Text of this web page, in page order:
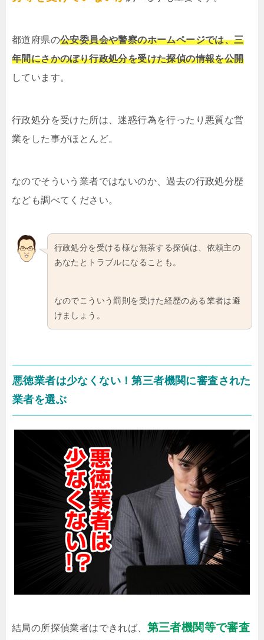
都道府県の公安委員会や警察のホームページでは、三
年間にさかのぼり行政処分を受けた探偵の情報を公開
しています。
行政処分を受けた所は、迷惑行為を行ったり悪質な営
業をした事がほとんど。
なのでそういう業者ではないのか、過去の行政処分歴
なども調べてください。
行政処分を受ける様な無茶する探偵は、依頼主の
あなたとトラブルになることも。
なのでこういう罰則を受けた経歴のある業者は避
けましょう。
悪徳業者は少なくない！第三者機関に審査された
業者を選ぶ
結局の所探偵業者はできれば、 第三者機関等で審査